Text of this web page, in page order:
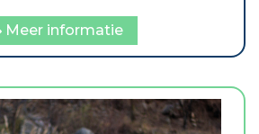
Meer informatie